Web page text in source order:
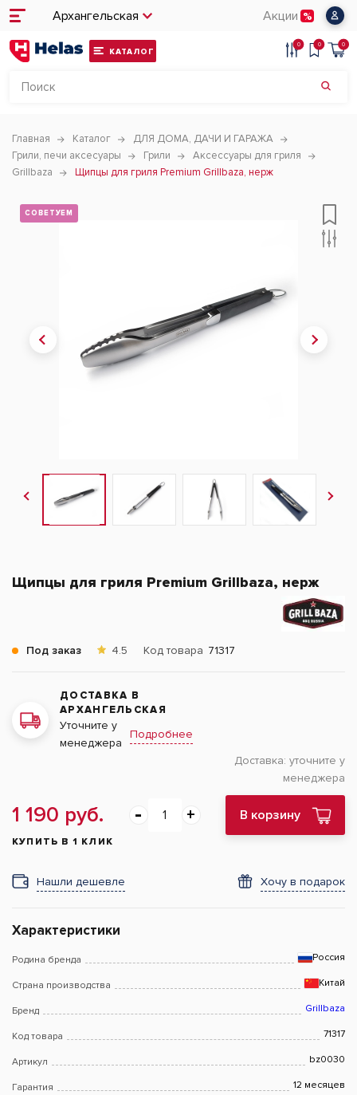
Архангельская Акции
КАТАЛОГ
0 0 0
Главная Каталог
ДЛЯ ДОМА, ДАЧИ И ГАРАЖА
Грили, печи аксесуары
Грили
Аксессуары для гриля
Grillbaza
Щипцы для гриля Premium Grillbaza, нерж
СОВЕТУЕМ
Щипцы для гриля Premium Grillbaza, нерж
Под заказ 4.5 Код товара 71317
ДОСТАВКА В
АРХАНГЕЛЬСКАЯ
Уточните у
менеджера
Подробнее
Доставка: уточните у
менеджера
1 190 руб. В корзину
КУПИТЬ В 1 КЛИК
Нашли дешевле Хочу в подарок
Характеристики
Родина бренда Россия
Страна производства Китай
Бренд Grillbaza
Код товара 71317
Артикул bz0030
Гарантия 12 месяцев